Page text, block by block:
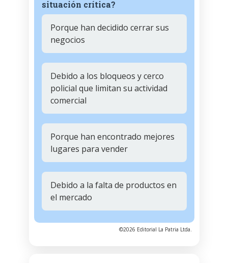
situación crítica?
Porque han decidido cerrar sus
negocios
Debido a los bloqueos y cerco
policial que limitan su actividad
comercial
Porque han encontrado mejores
lugares para vender
Debido a la falta de productos en
el mercado
©2026 Editorial La Patria Ltda.